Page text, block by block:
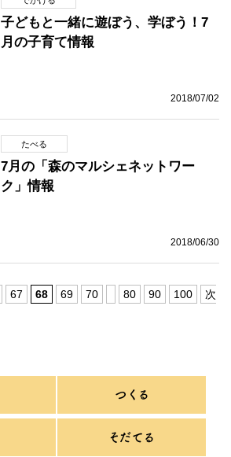
子どもと一緒に遊ぼう、学ぼう！7
月の子育て情報
2018/07/02
たべる
7月の「森のマルシェネットワー
ク」情報
2018/06/30
67 68 69 70 80 90 100
次